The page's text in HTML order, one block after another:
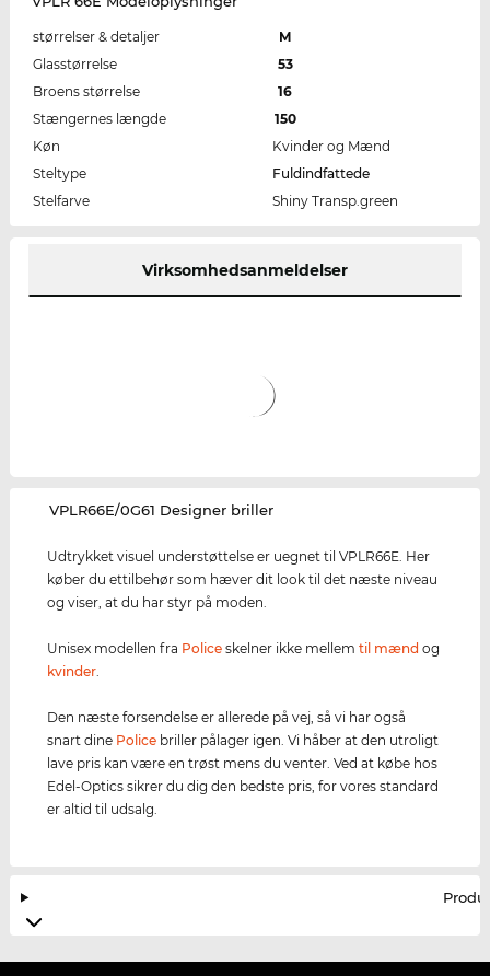
størrelser & detaljer
M
Glasstørrelse
53
Broens størrelse
16
Stængernes længde
150
Køn
Kvinder og Mænd
Steltype
Fuldindfattede
Stelfarve
Shiny Transp.green
Virksomhedsanmeldelser
‌VPLR66E/0G61 Designer briller
Udtrykket visuel understøttelse er uegnet til VPLR66E. Her
køber du ettilbehør som hæver dit look til det næste niveau
og viser, at du har styr på moden.
Unisex modellen fra Police skelner ikke mellemtil mænd og
kvinder
Den næste forsendelse er allerede på vej, så vi har også
snart dine Police briller pålager igen. Vi håber at den utroligt
lave pris kan være en trøst mens du venter. Ved at købe hos
Edel-Optics sikrer du dig den bedste pris, for vores standard
er altid til udsalg.